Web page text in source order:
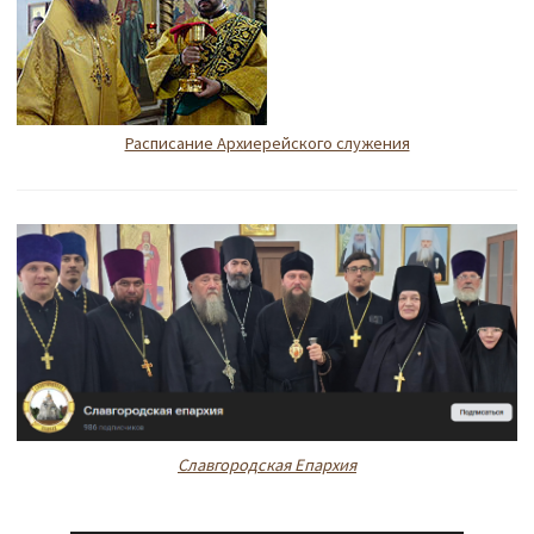
Расписание Архиерейского служения
Славгородская Епархия